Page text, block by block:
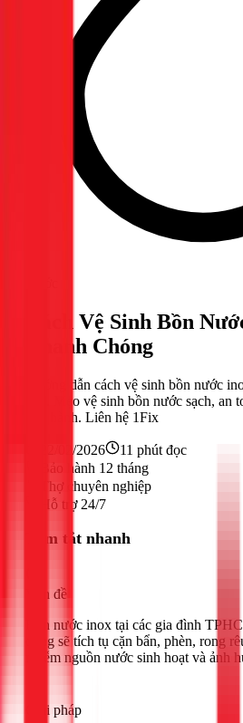
Cách Vệ Sinh Bồn
Nhanh Chóng
Hướng dẫn cách vệ sinh bồn nước
nhà. Mẹo vệ sinh bồn nước sạch,
bảo hành. Liên hệ 1Fix
22/02/2026 11 phút đọc
Bảo hành 12 tháng
Thợ chuyên nghiệp
Hỗ trợ 24/7
Tóm tắt nhanh
Vấn đề
Bồn nước inox tại các gia đình
dụng sẽ tích tụ cặn bẩn, phèn, rong
nhiễm nguồn nước sinh hoạt và ảnh
Giải pháp